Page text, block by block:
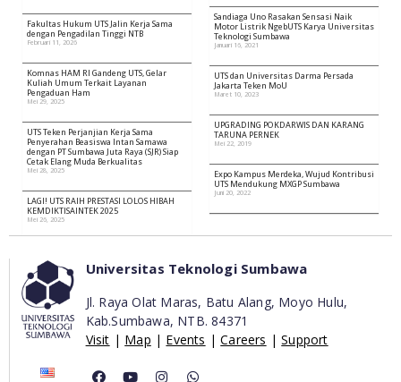
Fakultas Hukum UTS Jalin Kerja Sama
dengan Pengadilan Tinggi NTB
Februari 11, 2026
Komnas HAM RI Gandeng UTS, Gelar
Kuliah Umum Terkait Layanan
Pengaduan Ham
Mei 29, 2025
UTS Teken Perjanjian Kerja Sama
Penyerahan Beasiswa Intan Samawa
dengan PT Sumbawa Juta Raya (SJR) Siap
Cetak Elang Muda Berkualitas
Mei 28, 2025
LAGI! UTS RAIH PRESTASI LOLOS HIBAH
KEMDIKTISAINTEK 2025
Mei 26, 2025
Sandiaga Uno Rasakan Sensasi Naik
Motor Listrik NgebUTS Karya Universitas
Teknologi Sumbawa
Januari 16, 2021
UTS dan Universitas Darma Persada
Jakarta Teken MoU
Maret 10, 2023
UPGRADING POKDARWIS DAN KARANG
TARUNA PERNEK
Mei 22, 2019
Expo Kampus Merdeka, Wujud Kontribusi
UTS Mendukung MXGP Sumbawa
Juni 20, 2022
Universitas Teknologi Sumbawa
Jl. Raya Olat Maras, Batu Alang, Moyo Hulu,
Kab.Sumbawa, NTB. 84371
Visit | Map | Events |Careers |Support